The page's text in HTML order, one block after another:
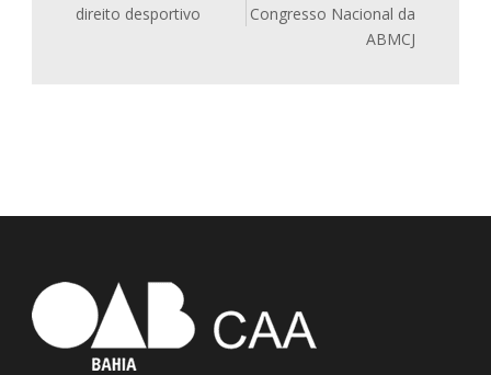
direito desportivo
Congresso Nacional da
ABMCJ